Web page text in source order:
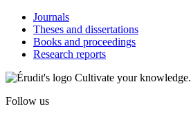
Journals
Theses and dissertations
Books and proceedings
Research reports
Cultivate your knowledge.
Follow us